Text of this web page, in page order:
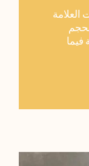
العلامة
فيما